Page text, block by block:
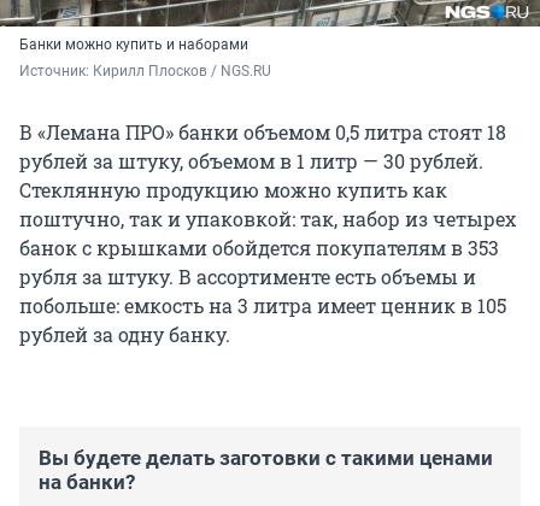
Банки можно купить и наборами
Источник: Кирилл Плосков / NGS.RU
В «Лемана ПРО» банки объемом 0,5 литра стоят 18
рублей за штуку, объемом в 1 литр — 30 рублей.
Стеклянную продукцию можно купить как
поштучно, так и упаковкой: так, набор из четырех
банок с крышками обойдется покупателям в 353
рубля за штуку. В ассортименте есть объемы и
побольше: емкость на 3 литра имеет ценник в 105
рублей за одну банку.
Вы будете делать заготовки с такими ценами
на банки?